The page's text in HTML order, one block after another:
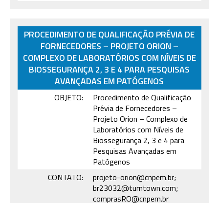
PROCEDIMENTO DE QUALIFICAÇÃO PRÉVIA DE
FORNECEDORES – PROJETO ORION –
COMPLEXO DE LABORATÓRIOS COM NÍVEIS DE
BIOSSEGURANÇA 2, 3 E 4 PARA PESQUISAS
AVANÇADAS EM PATÓGENOS
OBJETO:
Procedimento de Qualificação
Prévia de Fornecedores –
Projeto Orion – Complexo de
Laboratórios com Níveis de
Biossegurança 2, 3 e 4 para
Pesquisas Avançadas em
Patógenos
CONTATO:
projeto-orion@cnpem.br;
br23032@turntown.com;
comprasRO@cnpem.br